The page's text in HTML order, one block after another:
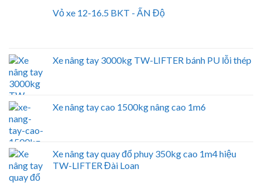
Vỏ xe 12-16.5 BKT - ẤN Độ
Xe nâng tay 3000kg TW-LIFTER bánh PU lỗi thép
Xe nâng tay cao 1500kg nâng cao 1m6
Xe nâng tay quay đổ phuy 350kg cao 1m4 hiệu
TW-LIFTER Đài Loan